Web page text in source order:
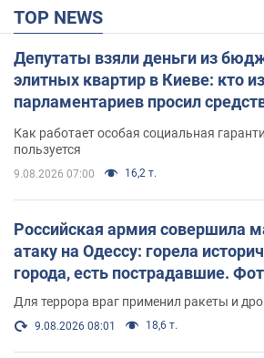
TOP NEWS
Депутаты взяли деньги из
элитных квартир в Киеве: кто из
парламентариев просил
поселился
Как работает особая социальная
пользуется
9.08.2026 07:00 16,2 т.
Российская армия совершила
атаку на Одессу: горела
города, есть пострадавшие.
Для террора враг применил ракеты и
9.08.2026 08:01 18,6 т.